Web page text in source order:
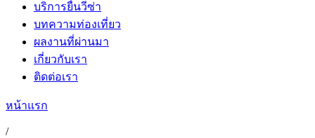
บริการยื่นวีซ่า
บทความท่องเที่ยว
ผลงานที่ผ่านมา
เกี่ยวกับเรา
ติดต่อเรา
หน้าแรก
/